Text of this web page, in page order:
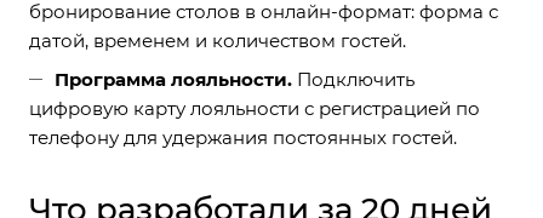
бронирование столов в онлайн-формат: форма с
датой, временем и количеством гостей.
Программа лояльности. Подключить
цифровую карту лояльности с регистрацией по
телефону для удержания постоянных гостей.
Что разработали за 20 дней